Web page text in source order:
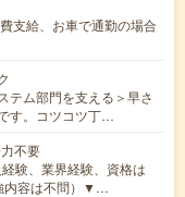
支給、お車で通勤の場合
テム部門を支える＞早さ
す。コツコツ丁…
不要
験、業界経験、資格は
内容は不問）▼…